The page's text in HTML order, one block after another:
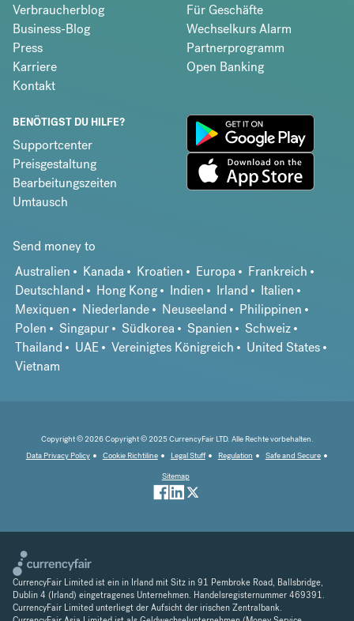
Verbraucherblog
Business-Blog
Press
Karriere
Kontakt
Für Geschäfte
Wechselkurs Alarm
Partnerprogramm
Open Banking
BENÖTIGST DU HILFE?
Supportcenter
Preisgestaltung
Bearbeitungszeiten
Umtausch
Send money to
Australien
Kanada Kroatien Europa
Frankreich
Deutschland
Hong Kong Indien Irland
Italien
Mexiquen
Niederlande Neuseeland
Philippinen
Polen
Singapur Südkorea Spanien
Schweiz
Thailand
UAE Vereinigtes Königreich
United States
Vietnam
Copyright © 2026 Copyright © 2025 CurrencyFair LTD. Alle Rechte vorbehalten.
Data Privacy Policy
Cookie Richtiline Legal Stuff Regulation
Safe and Secure
Sitemap
CurrencyFair Limited ist ein in Irland mit Sitz in 91 Pembroke Road, Ballsbridge,
Dublin 4 (Irland) eingetragenes Unternehmen. Handelsregisternummer 469391.
CurrencyFair Limited unterliegt der Aufsicht der irischen Zentralbank.